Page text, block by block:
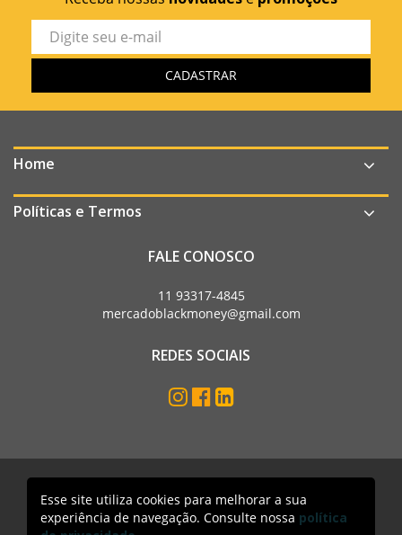
Home
Políticas e Termos
FALE CONOSCO
11 93317-4845
mercadoblackmoney@gmail.com
REDES SOCIAIS
Mercado Black Money. Todos os direitos reservados
Acesso lojista
Esse site utiliza cookies para melhorar a sua
experiência de navegação. Consulte nossa política